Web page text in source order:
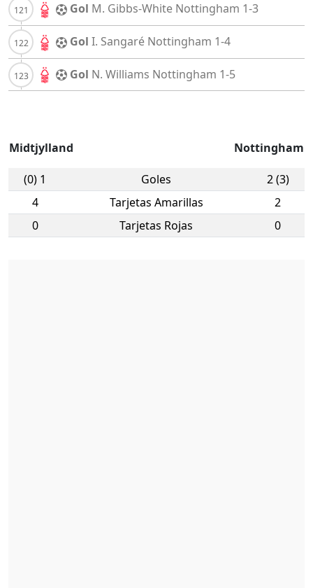
Gol M. Gibbs-White Nottingham 1-3
Gol I. Sangaré Nottingham 1-4
Gol N. Williams Nottingham 1-5
Midtjylland Nottingham
(0) 1 Goles
2 (3)
4
Tarjetas Amarillas
2
0
Tarjetas Rojas 0